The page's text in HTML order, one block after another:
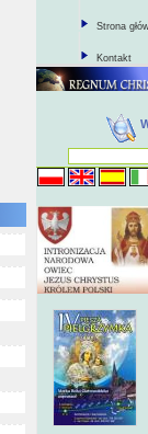
Strona
Kontakt